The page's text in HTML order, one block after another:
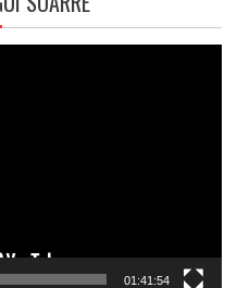
01:41:54